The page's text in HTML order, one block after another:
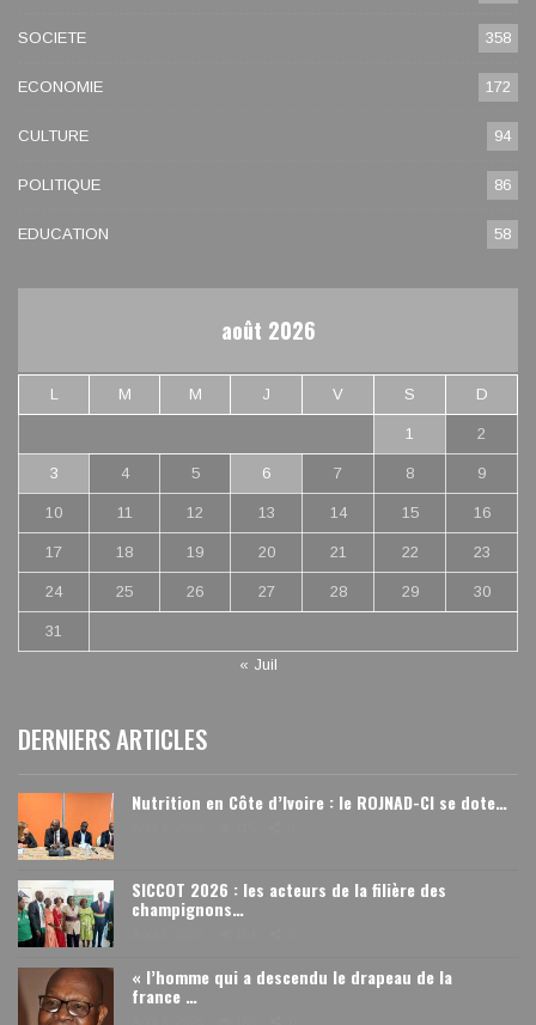
SOCIETE 358
ECONOMIE 172
CULTURE 94
POLITIQUE 86
EDUCATION 58
août 2026
L M M J V S D
1 2
3 4 5 6 7 8 9
10 11 12 13 14 15 16
17 18 19 20 21 22 23
24 25 26 27 28 29 30
31
« Juil
DERNIERS ARTICLES
Nutrition en Côte d’Ivoire : le ROJNAD-CI se dote…
SICCOT 2026 : les acteurs de la filière des
champignons…
« l’homme qui a descendu le drapeau de la
france …